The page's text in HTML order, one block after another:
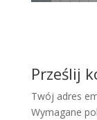
Prześlij
Twój adres
Wymagane